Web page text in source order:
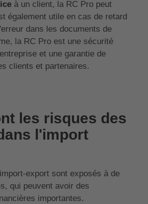
à un client, la RC Pro peut
également utile en cas de retard
dans les documents de
la RC Pro est une sécurité
et une garantie de
clients et partenaires.
les risques des
l'import
export sont exposés à de
qui peuvent avoir des
importantes.